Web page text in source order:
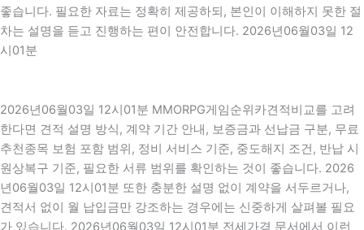
좋습니다. 필요한 자료는 정확히 제공하되, 본인이 이해하지 못한 절
차는 설명을 듣고 진행하는 편이 안전합니다. 2026년06월03일 12
시01분
2026년06월03일 12시01분 MMORPG게임순위카견적비교를 고려
한다면 견적 설명 방식, 계약 기간 안내, 보증금과 선납금 구분, 무료
추천종목 보험 포함 범위, 정비 서비스 기준, 중도해지 조건, 반납 시
원상복구 기준, 필요한 서류 범위를 확인하는 것이 좋습니다. 2026
년06월03일 12시01분 또한 충분한 설명 없이 계약을 서두르거나,
견적서 없이 월 납입금만 강조하는 경우에는 신중하게 살펴볼 필요